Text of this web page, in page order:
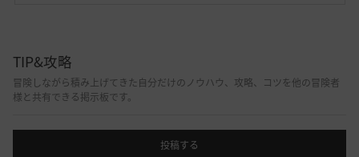
TIP&攻略
冒険しながら積み上げてきた自分だけのノウハウ、攻略、コツを他の冒険者
様と共有できる掲示板です。
投稿する